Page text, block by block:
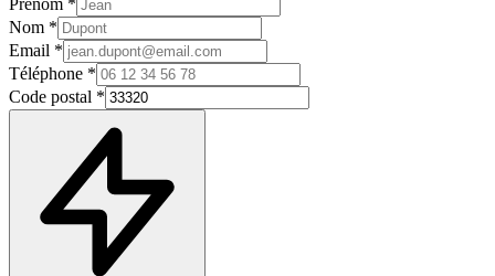
Prénom *
Nom *
Email *
Téléphone *
Code postal *